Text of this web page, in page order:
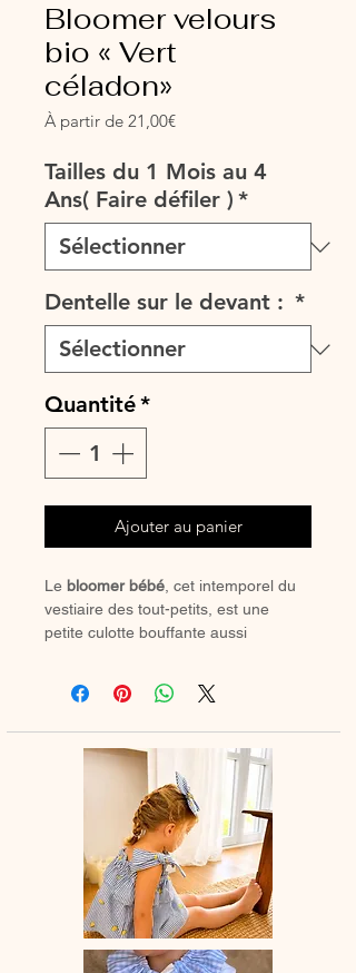
Bloomer velours
bio « Vert
céladon»
À partir de 21,00€Prix
Tailles du 1 Mois au 4
Ans( Faire défiler ) *
Dentelle sur le devant : *
Quantité*
Ajouter au panier
Le bloomer bébé , cet intemporel du
vestiaire des tout-petits, est une
petite culotte bouffante aussi
chaussettes hautes ou des collants
🌸 Chaque bloomer est
entièrement
confectionné à la main en France
avec amour et savoir-faire artisanal.
💛 Un indispensable du dressing de
bébé, alliant confort, praticité et style
bohème.
Délai de fabrication: entre 15 et 28
jours ouvrés selon les commandes en